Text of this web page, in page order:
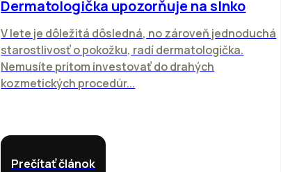
Dermatologička upozorňuje na slnko
V lete je dôležitá dôsledná, no zároveň jednoduchá
starostlivosť o pokožku, radí dermatologička.
Nemusíte pritom investovať do drahých
kozmetických procedúr...
Prečítať článok